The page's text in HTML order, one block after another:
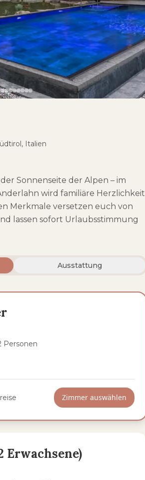
Italien
Sonnenseite der Alpen – im
wird familiäre Herzlichkeit
Merkmale versetzen euch von
lassen sofort Urlaubsstimmung
Ausstattung
Personen
Zimmer auswählen
Erwachsene)